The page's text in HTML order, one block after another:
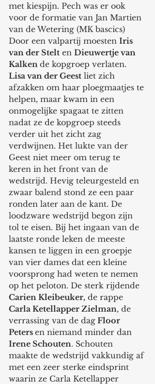
met kiespijn. Pech was er ook
voor de formatie van Jan Martien
van de Wetering (MK bascics)
Door een valpartij moesten Iris
van der Stelt en Dieuwertje van
Kalken de kopgroep verlaten.
Lisa van der Geest liet zich
afzakken om haar ploegmaatjes te
helpen, maar kwam in een
onmogelijke spagaat te zitten
nadat ze de kopgroep steeds
verder uit het zicht zag
verdwijnen. Het lukte van der
Geest niet meer om terug te
keren in het front van de
wedstrijd. Hevig teleurgesteld en
zwaar balend stond ze een paar
ronden later aan de kant. De
loodzware wedstrijd begon zijn
tol te eisen. Bij het ingaan van de
laatste ronde leken de meeste
kansen te liggen in een groepje
van vier dames dat een kleine
voorsprong had weten te nemen
op het peloton. De sterk rijdende
Carien Kleibeuker, de rappe
Carla Ketellapper Zielman, de
verrassing van de dag Floor
Peters en niemand minder dan
Irene Schouten. Schouten
maakte de wedstrijd vakkundig af
met een zeer sterke eindsprint
waarin ze Carla Ketellapper